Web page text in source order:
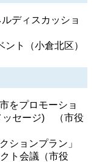
ディスカッショ
ト（小倉北区）
をプロモーショ
ッセージ) （市役
ションプラン」
ト会議（市役